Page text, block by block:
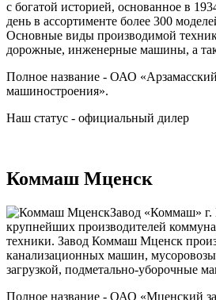
с богатой историей, основанное в
день в ассортименте более 300
Основные виды производимой
дорожные, инженерные машины, а
Полное название - ОАО
машиностроения».
Наш статус - официальный дилер
Коммаш Мценск
Завод «Коммаш»
крупнейших производителей
техники. Завод Коммаш Мценск
канализационных машин, мусоровозы
загрузкой, подметально-уборочные
Полное название - ОАО «Мценский